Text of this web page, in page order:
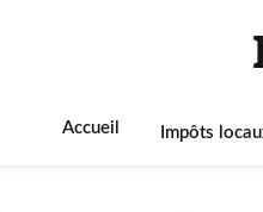
Accueil Impôts